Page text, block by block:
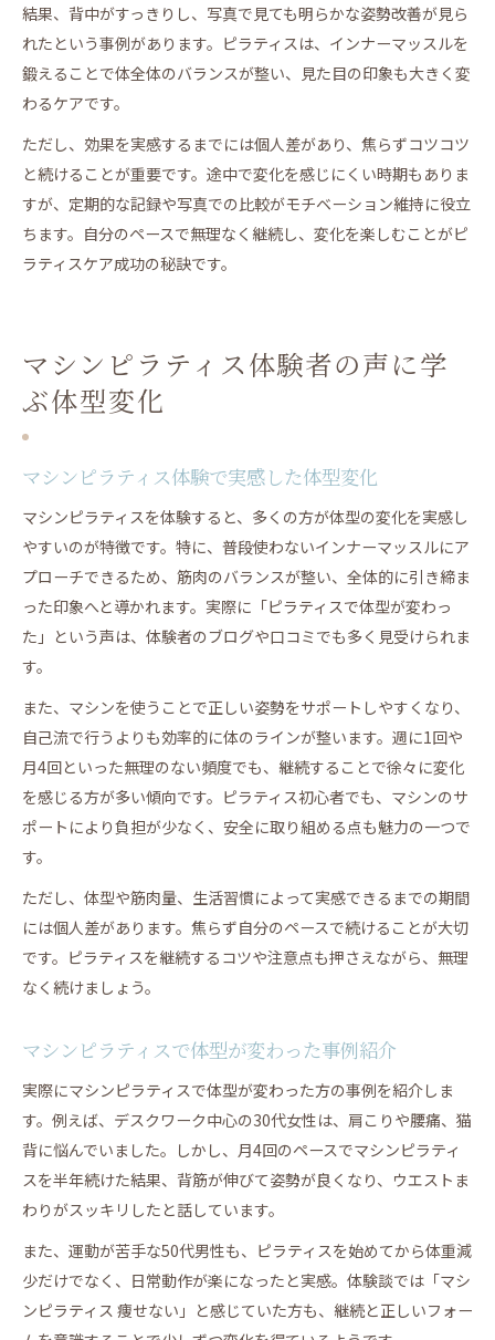
結果、背中がすっきりし、写真で見ても明らかな姿勢改善が見ら
れたという事例があります。ピラティスは、インナーマッスルを
鍛えることで体全体のバランスが整い、見た目の印象も大きく変
わるケアです。
ただし、効果を実感するまでには個人差があり、焦らずコツコツ
と続けることが重要です。途中で変化を感じにくい時期もありま
すが、定期的な記録や写真での比較がモチベーション維持に役立
ちます。自分のペースで無理なく継続し、変化を楽しむことがピ
ラティスケア成功の秘訣です。
マシンピラティス体験者の声に学
ぶ体型変化
マシンピラティス体験で実感した体型変化
マシンピラティスを体験すると、多くの方が体型の変化を実感し
やすいのが特徴です。特に、普段使わないインナーマッスルにア
プローチできるため、筋肉のバランスが整い、全体的に引き締ま
った印象へと導かれます。実際に「ピラティスで体型が変わっ
た」という声は、体験者のブログや口コミでも多く見受けられま
す。
また、マシンを使うことで正しい姿勢をサポートしやすくなり、
自己流で行うよりも効率的に体のラインが整います。週に1回や
月4回といった無理のない頻度でも、継続することで徐々に変化
を感じる方が多い傾向です。ピラティス初心者でも、マシンのサ
ポートにより負担が少なく、安全に取り組める点も魅力の一つで
す。
ただし、体型や筋肉量、生活習慣によって実感できるまでの期間
には個人差があります。焦らず自分のペースで続けることが大切
です。ピラティスを継続するコツや注意点も押さえながら、無理
なく続けましょう。
マシンピラティスで体型が変わった事例紹介
実際にマシンピラティスで体型が変わった方の事例を紹介しま
す。例えば、デスクワーク中心の30代女性は、肩こりや腰痛、猫
背に悩んでいました。しかし、月4回のペースでマシンピラティ
スを半年続けた結果、背筋が伸びて姿勢が良くなり、ウエストま
わりがスッキリしたと話しています。
また、運動が苦手な50代男性も、ピラティスを始めてから体重減
少だけでなく、日常動作が楽になったと実感。体験談では「マシ
ンピラティス 痩せない」と感じていた方も、継続と正しいフォー